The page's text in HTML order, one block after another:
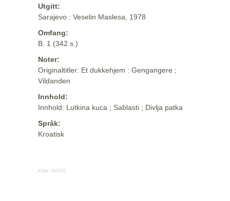
Utgitt:
Sarajevo : Veselin Maslesa, 1978
Omfang:
B. 1 (342 s.)
Noter:
Originaltitler: Et dukkehjem : Gengangere ;
Vildanden
Innhold:
Innhold: Lutkina kuca ; Sablasti ; Divlja patka
Språk:
Kroatisk
Kilde: MODS